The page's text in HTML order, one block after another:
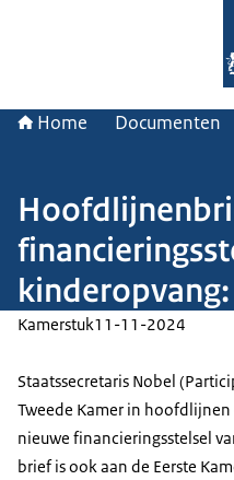
Home Documenten
kinderopvang:
Kamerstuk11-11-2024
Staatssecretaris Nobel
Tweede Kamer in
nieuwe financieringsstelsel
brief is ook aan de Eerste